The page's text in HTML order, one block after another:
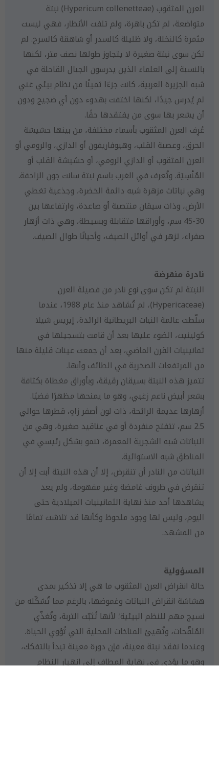
العرن المثقوب (Hypericum collenetteae) نبتة
متواضعة، لم تكن باهرة، ولم تلفت الأنظار، فهي ليست
مثمرة كالنخلة، ولا ظليلة كالسدر أو شاهقة كالسرح. لم
تكن سوى نبتة صغيرة لا يتجاوز طولها نصف متر، لكنها
بالنسبة إلى العلماء الذين يدرسون الجبال القاحلة في
شبه الجزيرة العربية، كانت جزءًا ثمينًا من نظام بيئي غني
لم يُدرس جيدًا، لكنها اختفت بهدوء دون أي ضجيج ودون
أن يشعر بها سوى من يفتقدها حقًا.
عُرِف العرن المثقوب بأسماء مختلفة، من بينها حشيشة
الحرق، وعصبة القلب، وهيوفاريفون أو الدازي، والرومي أو
العرن المثقوب أو الدازي الرومي، أو حشيشة القلب أو
المُنْسِيَة. وتُعرف في الغرب باسم نبتة سانت جون الزاحفة.
وهي نباتات مزهرة شبه دائمة الخضرة، وجذعية تغطي
الأرض، وذات سيقان منتصبة أو صاعدة، وارتفاعها بين
30-45 سم، وأوراقها متقابلة وبسيطة، وهي ذات أزهار
صفراء، تزهر في أوائل الصيف، وأحيانًا طوال الصيف.
نادرة منقرضة
النبتة لم تكن سوى نوع نادر من فصيلة العرن
(Hypericaceae)، لم تُشاهد منذ عام 1988، عندما
سلّطت عالمة النبات البريطانية الرائدة، إيريس شيلا
كولينيت، الضوء عليها بعد أن قامت بتسجيلها في
ثمانينيات القرن الماضي، بعد أن جمعت عينات قليلة منها
من المرتفعات الصخرية في الطائف وأبها.
تتميز هذه النبتة بسيقان رقيقة، وبأوراق مغطاة بكثافة
بشعر أبيض ناعم زغبي، وهو ما يمنحها مظهرًا فضيًا.
أزهارها عديمة الرائحة، ذات لون أصفر زاهٍ، قطرها حوالي
2.5 سم، تتفتح منفردة أو في عناقيد صغيرة، وهي من
النباتات شبه الشجرية المعمرة، تنمو بشكل رئيسي في
المناطق شبه الاستوائية.
النباتات من النادر أن تنقرض، إلا أن هذه النبتة أبت إلا أن
تنقرض في ظروف غامضة وغير مفهومة، ولم يعد
يشاهدها أحد منذ نهاية الثمانينيات الميلادية حتى
اليوم، وليس لها وجود ملحوظ وكأنها قد تلاشت تمامًا
من المشهد.
المسؤولية
حالة انقراض العرن المثقوب ما هي إلا تذكير بمدى
هشاشة انقراض النباتات وغموضها، بالرغم مما تُشكّله من
نسيج مهم للنظم البيئية؛ لأنها تُثبّت التربة، وتُغذّي
المُلقّحات، وتُهيئ المناخات المحلية التي تُؤوي الحياة.
وعندما نفقد نبتة معينة، فإن دورة معينة تبدأ بالتفكك،
وهو ما يؤدي في نهاية المطاف إلى انهيار النظام